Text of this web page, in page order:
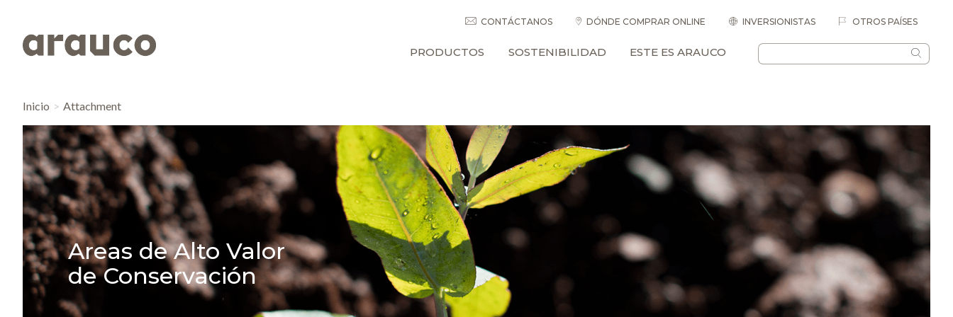
CONTÁCTANOS DÓNDE COMPRAR ONLINE INVERSIONISTAS OTROS PAÍSES
PRODUCTOS SOSTENIBILIDAD ESTE ES ARAUCO
Inicio Attachment
Areas de Alto Valor
de Conservación